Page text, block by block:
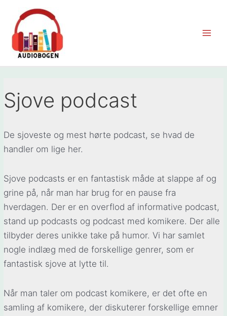
indholdet
Sjove podcast
De sjoveste og mest hørte podcast, se hvad de
handler om lige her.
Sjove podcasts er en fantastisk måde at slappe af og
grine på, når man har brug for en pause fra
hverdagen. Der er en overflod af informative podcast,
stand up podcasts og podcast med komikere. Der alle
tilbyder deres unikke take på humor. Vi har samlet
nogle indlæg med de forskellige genrer, som er
fantastisk sjove at lytte til.
Når man taler om podcast komikere, er det ofte en
samling af komikere, der diskuterer forskellige emner